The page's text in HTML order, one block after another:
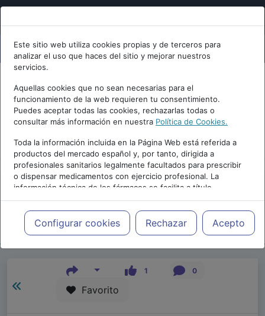
Este sitio web utiliza cookies propias y de terceros para
analizar el uso que haces del sitio y mejorar nuestros
servicios.
Aquellas cookies que no sean necesarias para el
funcionamiento de la web requieren tu consentimiento.
Puedes aceptar todas las cookies, rechazarlas todas o
consultar más información en nuestra Política de Cookies.
Toda la información incluida en la Página Web está referida a
productos del mercado español y, por tanto, dirigida a
profesionales sanitarios legalmente facultados para prescribir
o dispensar medicamentos con ejercicio profesional. La
información técnica de los fármacos se facilita a título
meramente informativo, siendo responsabilidad de los
profesionales facultados prescribir medicamentos y decidir, en
cada caso concreto, el tratamiento más adecuado a las
necesidades del paciente.
Configurar cookies Rechazar Acepto
Repositorio de Artículos |Blogs| Blog de
psiquiatria.com|
1 0
Favorito